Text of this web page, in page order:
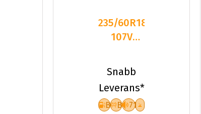
235/60R18
107V
BLAZER
Snabb
Leverans*
B B 71